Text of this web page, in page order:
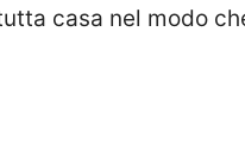
casa nel modo